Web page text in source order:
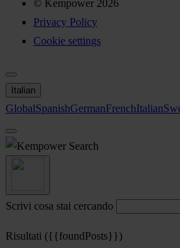
© Kempower 2026
Privacy Policy
Cookie settings
Italian
GlobalSpanishGermanFrenchItalian
Search
Scrivi cosa stai cercando
Risultati ({{foundPosts}})